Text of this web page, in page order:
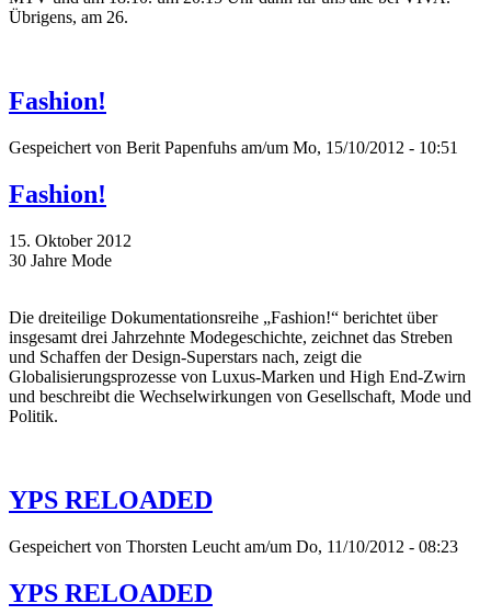
Übrigens, am 26.
Fashion!
Gespeichert von Berit Papenfuhs am/um Mo, 15/10/2012 - 10:51
Fashion!
15. Oktober 2012
30 Jahre Mode
Die dreiteilige Dokumentationsreihe „Fashion!“ berichtet über
insgesamt drei Jahrzehnte Modegeschichte, zeichnet das Streben
und Schaffen der Design-Superstars nach, zeigt die
Globalisierungsprozesse von Luxus-Marken und High End-Zwirn
und beschreibt die Wechselwirkungen von Gesellschaft, Mode und
Politik.
YPS RELOADED
Gespeichert von Thorsten Leucht am/um Do, 11/10/2012 - 08:23
YPS RELOADED